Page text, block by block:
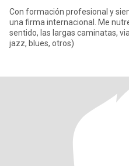
Con formación profesional y
una firma internacional. Me
sentido, las largas caminatas,
jazz, blues, otros)